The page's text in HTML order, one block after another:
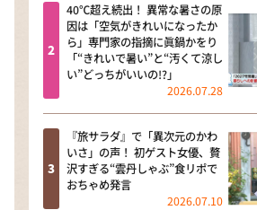
ザキ山小屋本館
ぺこぱのまるスポ
アナ回覧板
40℃超え続出！ 異常な暑さの原
因は「空気がきれいになったか
ら」専門家の指摘に眞鍋かをり
「“きれいで暑い”と“汚くて涼し
い”どっちがいいの!?」
2026.07.28
『旅サラダ』で「異次元のかわ
いさ」の声！ 初ゲスト女優、贅
沢すぎる“雲丹しゃぶ”食リポで
おちゃめ発言
2026.07.10